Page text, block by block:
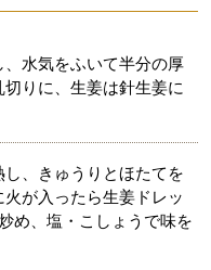
水気をふいて半分の厚
りに、生姜は針生姜に
、きゅうりとほたてを
が入ったら生姜ドレッ
め、塩・こしょうで味を